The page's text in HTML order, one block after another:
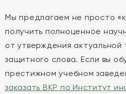
Мы предлагаем не просто
получить полноценное
от утверждения актуальной
защитного слова. Если вы
престижном учебном
заказать ВКР по Институт